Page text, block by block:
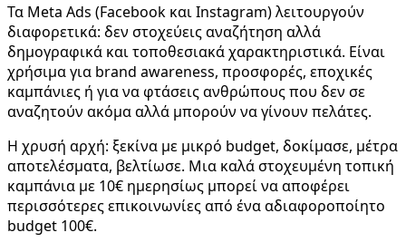
Τα Meta Ads (Facebook και Instagram) λειτουργούν
διαφορετικά: δεν στοχεύεις αναζήτηση αλλά
δημογραφικά και τοποθεσιακά χαρακτηριστικά. Είναι
χρήσιμα για brand awareness, προσφορές, εποχικές
καμπάνιες ή για να φτάσεις ανθρώπους που δεν σε
αναζητούν ακόμα αλλά μπορούν να γίνουν πελάτες.
Η χρυσή αρχή: ξεκίνα με μικρό budget, δοκίμασε, μέτρα
αποτελέσματα, βελτίωσε. Μια καλά στοχευμένη τοπική
καμπάνια με 10€ ημερησίως μπορεί να αποφέρει
περισσότερες επικοινωνίες από ένα αδιαφοροποίητο
budget 100€.